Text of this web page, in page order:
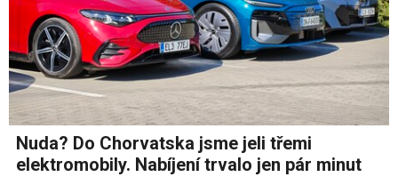
Nuda? Do Chorvatska jsme jeli třemi
elektromobily. Nabíjení trvalo jen pár minut